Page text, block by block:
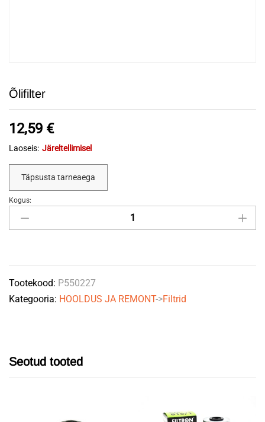
Õlifilter
12,59 €
Laoseis: Järeltellimisel
Täpsusta tarneaega
Õlifilter
quantity
Kogus:
Tootekood: P550227
Kategooria: HOOLDUS JA REMONT->Filtrid
Seotud tooted